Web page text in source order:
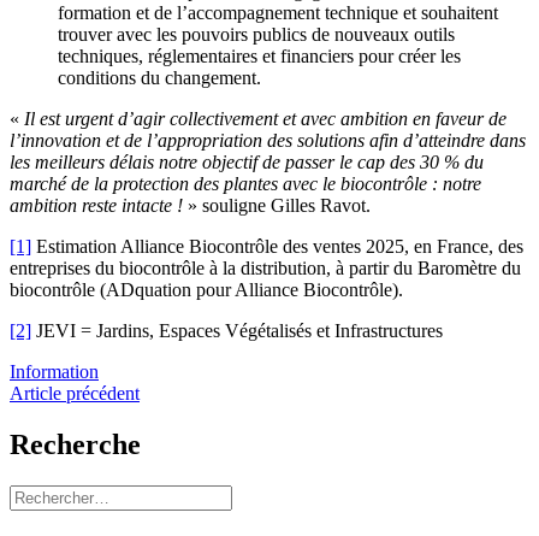
formation et de l’accompagnement technique et souhaitent
trouver avec les pouvoirs publics de nouveaux outils
techniques, réglementaires et financiers pour créer les
conditions du changement.
« Il est urgent d’agir collectivement et avec ambition en faveur de
l’innovation et de l’appropriation des solutions afin d’atteindre dans
les meilleurs délais notre objectif de passer le cap des 30 % du
marché de la protection des plantes avec le biocontrôle : notre
ambition reste intacte ! » souligne Gilles Ravot.
[1] Estimation Alliance Biocontrôle des ventes 2025, en France, des
entreprises du biocontrôle à la distribution, à partir du Baromètre du
biocontrôle (ADquation pour Alliance Biocontrôle).
[2] JEVI = Jardins, Espaces Végétalisés et Infrastructures
Categories
Information
Navigation
de
l’article
Article précédent
Recherche
Rechercher :